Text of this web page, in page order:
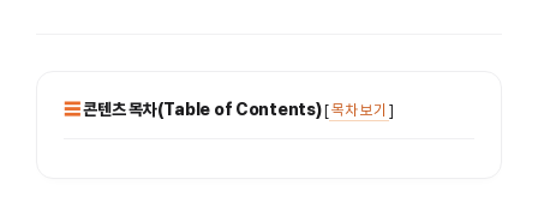
콘텐츠 목차(Table of Contents)[목차 보기 ]